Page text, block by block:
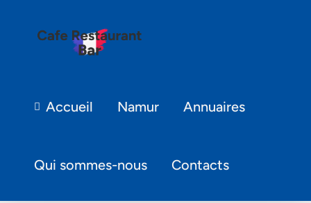
Accueil Namur Annuaires
Qui sommes-nous Contacts